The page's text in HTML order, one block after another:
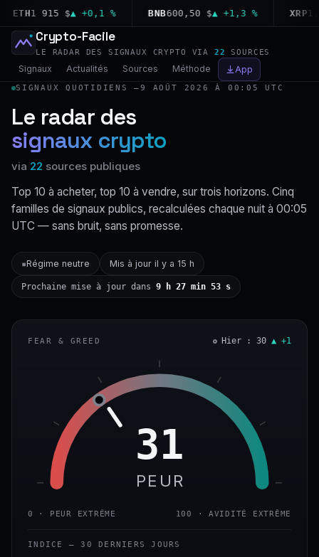
1 915 $▲ +0,1 % BNB600,50 $▲ +1,3 % XRP1,04
Crypto-Facile
LE RADAR DES SIGNAUX CRYPTO VIA 22 SOURCES
Signaux Actualités Sources Méthode App
SIGNAUX QUOTIDIENS —9 AOÛT 2026 À 00:05 UTC
Le radar des
signaux crypto
via 22 sources publiques
Top 10 à acheter, top 10 à vendre, sur trois horizons. Cinq
familles de signaux publics, recalculées chaque nuit à 00:05
UTC — sans bruit, sans promesse.
▪Régime neutre Mis à jour il y a 15 h
Prochaine mise à jour dans 9 h 27 min 52 s
FEAR & GREED Hier : 30 ▲ +1
31
PEUR
0 · PEUR EXTRÊME 100 · AVIDITÉ EXTRÊME
INDICE — 30 DERNIERS JOURS